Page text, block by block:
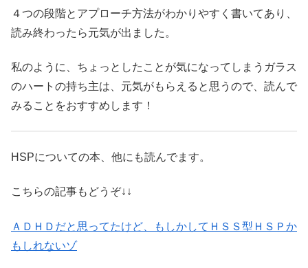
４つの段階とアプローチ方法がわかりやすく書いてあり、
読み終わったら元気が出ました。
私のように、ちょっとしたことが気になってしまうガラス
のハートの持ち主は、元気がもらえると思うので、読んで
みることをおすすめします！
HSPについての本、他にも読んでます。
こちらの記事もどうぞ↓↓
ＡＤＨＤだと思ってたけど、もしかしてＨＳＳ型ＨＳＰか
もしれないゾ